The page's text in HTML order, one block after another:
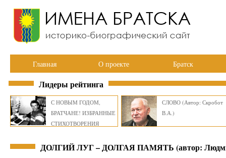
Главная О проекте Братск
Лидеры рейтинга
С НОВЫМ ГОДОМ,
БРАТЧАНЕ! ИЗБРАННЫЕ
СТИХОТВОРЕНИЯ
СЛОВО (Автор: Скробот
В.А.)
ДОЛГИЙ ЛУГ – ДОЛГАЯ ПАМЯТЬ (автор: